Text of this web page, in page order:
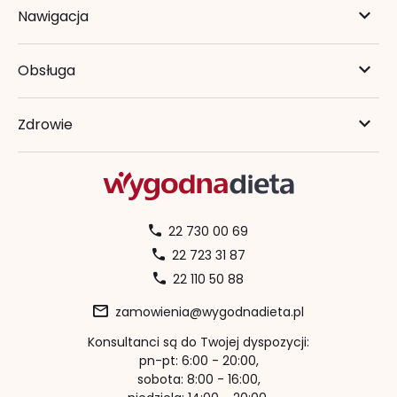
Nawigacja
Obsługa
Zdrowie
22 730 00 69
22 723 31 87
22 110 50 88
zamowienia@wygodnadieta.pl
Konsultanci są do Twojej dyspozycji:
pn-pt: 6:00 - 20:00,
sobota: 8:00 - 16:00,